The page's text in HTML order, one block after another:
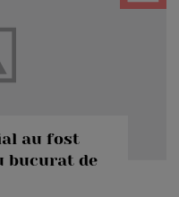
au fost
bucurat de